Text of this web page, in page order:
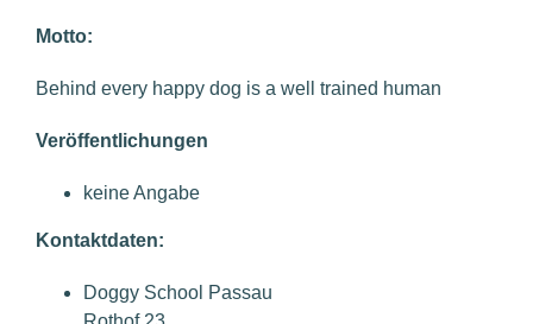
Motto:
Behind every happy dog is a well trained human
Veröffentlichungen
keine Angabe
Kontaktdaten:
Doggy School Passau